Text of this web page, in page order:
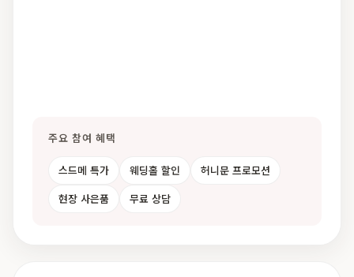
주요 참여 혜택
스드메 특가 웨딩홀 할인
허니문 프로모션
현장 사은품
무료 상담